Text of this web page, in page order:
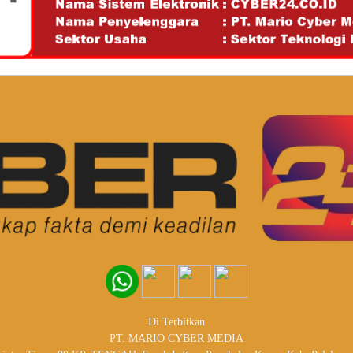
Di Terbitkan
PT. MARIO CYBER MEDIA